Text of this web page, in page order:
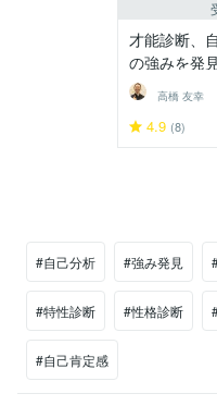
才能診断、
の強みを発
高橋 友幸
4.9 (8)
#自己分析 #強み発見
#特性診断 #性格診断
#自己肯定感